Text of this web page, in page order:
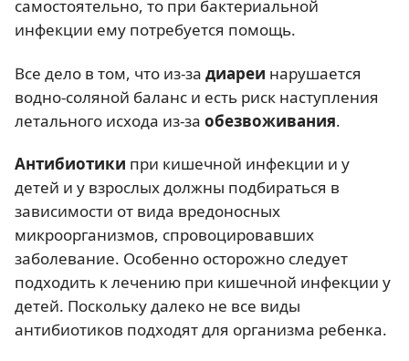
самостоятельно, то при бактериальной
инфекции ему потребуется помощь.
Все дело в том, что из-за диареи нарушается
водно-соляной баланс и есть риск наступления
летального исхода из-за обезвоживания.
Антибиотики при кишечной инфекции и у
детей и у взрослых должны подбираться в
зависимости от вида вредоносных
микроорганизмов, спровоцировавших
заболевание. Особенно осторожно следует
подходить к лечению при кишечной инфекции у
детей. Поскольку далеко не все виды
антибиотиков подходят для организма ребенка.